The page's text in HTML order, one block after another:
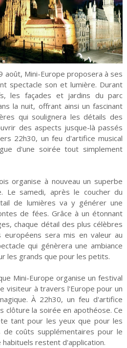
août, Mini-Europe proposera à ses
spectacle son et lumière. Durant
les façades et jardins du parc
la nuit, offrant ainsi un fascinant
qui soulignera les détails des
des aspects jusque-là passés
22h30, un feu d'artifice musical
d'une soirée tout simplement
organise à nouveau un superbe
Le samedi, après le coucher du
de lumières va y générer une
de fées. Grâce à un étonnant
chaque détail des plus célèbres
européens sera mis en valeur au
qui génèrera une ambiance
les grands que pour les petits.
Mini-Europe organise un festival
visiteur à travers l'Europe pour un
À 22h30, un feu d'artifice
clôture la soirée en apothéose. Ce
tant pour les yeux que pour les
de coûts supplémentaires pour le
restent d'application.